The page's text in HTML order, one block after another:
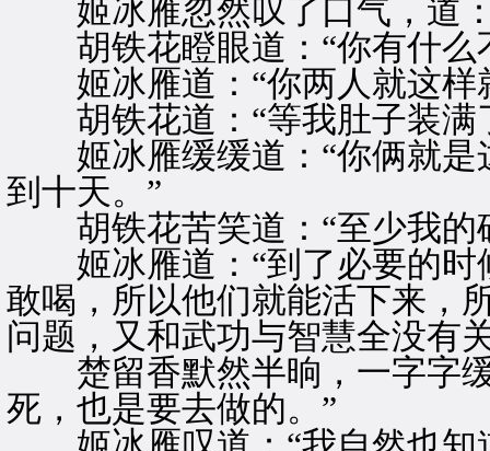
姬冰雁忽然叹了口气，道：
胡铁花瞪眼道：“你有什么
姬冰雁道：“你两人就这样
胡铁花道：“等我肚子装满
姬冰雁缓缓道：“你俩就是
到十天。”
胡铁花苦笑道：“至少我的
姬冰雁道：“到了必要的时
敢喝，所以他们就能活下来，
问题，又和武功与智慧全没有
楚留香默然半晌，一字字缓
死，也是要去做的。”